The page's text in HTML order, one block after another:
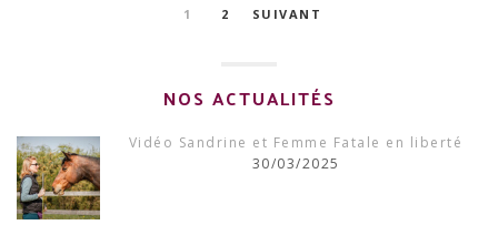
1 2 SUIVANT
NOS ACTUALITÉS
Vidéo Sandrine et Femme Fatale en liberté
30/03/2025